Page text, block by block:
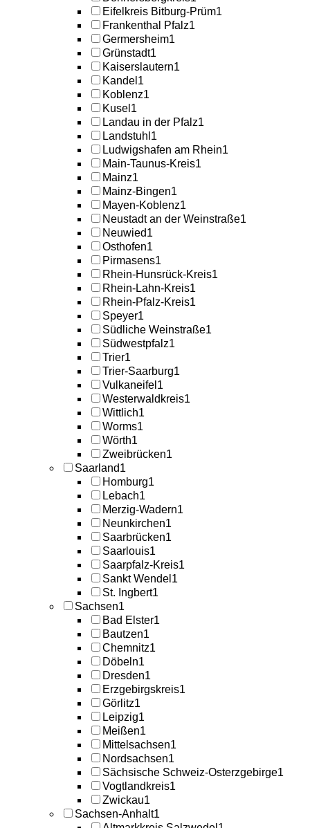
Eifelkreis Bitburg-Prüm1
Frankenthal Pfalz1
Germersheim1
Grünstadt1
Kaiserslautern1
Kandel 1
Koblenz1
Kusel 1
Landau in der Pfalz1
Landstuhl 1
Ludwigshafen am Rhein1
Main-Taunus-Kreis1
Mainz1
Mainz-Bingen1
Mayen-Koblenz1
Neustadt an der Weinstraße1
Neuwied1
Osthofen1
Pirmasens1
Rhein-Hunsrück-Kreis1
Rhein-Lahn-Kreis1
Rhein-Pfalz-Kreis1
Speyer1
Südliche Weinstraße1
Südwestpfalz1
Trier1
Trier-Saarburg1
Vulkaneifel 1
Westerwaldkreis1
Wittlich1
Worms1
Wörth1
Zweibrücken1
Saarland1
Homburg1
Lebach1
Merzig-Wadern1
Neunkirchen1
Saarbrücken1
Saarlouis1
Saarpfalz-Kreis1
Sankt Wendel 1
St. Ingbert1
Sachsen1
Bad Elster1
Bautzen1
Chemnitz1
Döbeln1
Dresden1
Erzgebirgskreis1
Görlitz1
Leipzig1
Meißen1
Mittelsachsen1
Nordsachsen1
Sächsische Schweiz-Osterzgebirge1
Vogtlandkreis1
Zwickau1
Sachsen-Anhalt1